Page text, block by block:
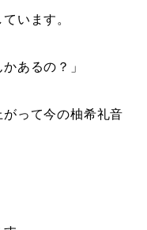
います。
あるの？」
って今の柚希礼音